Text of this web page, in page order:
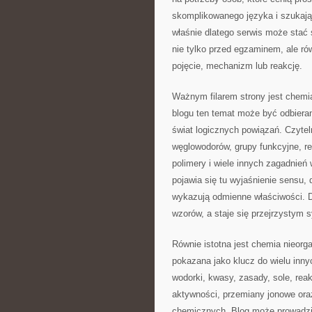
skomplikowanego języka i
właśnie dlatego serwis może
nie tylko przed egzaminem, ale
pojęcie, mechanizm lub reakcję.
Ważnym filarem strony jest
blogu ten temat może być
świat logicznych powiązań.
węglowodorów, grupy funkcyjne,
polimery i wiele innych
pojawia się tu wyjaśnienie sensu,
wykazują odmienne
wzorów, a staje się przejrzystym
Równie istotna jest chemia
pokazana jako klucz do wielu
wodorki, kwasy, zasady, sole,
aktywności, przemiany jonowe